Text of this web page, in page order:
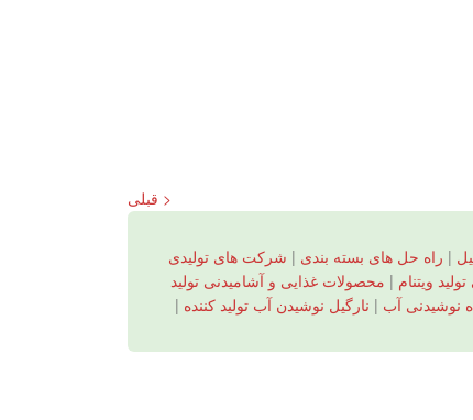
< قبلی
| راه حل های بسته بندی | شرکت های تولیدی
ویتنام | محصولات غذایی و آشامیدنی تولید
نوشیدنی آب | نارگیل نوشیدن آب تولید کننده |